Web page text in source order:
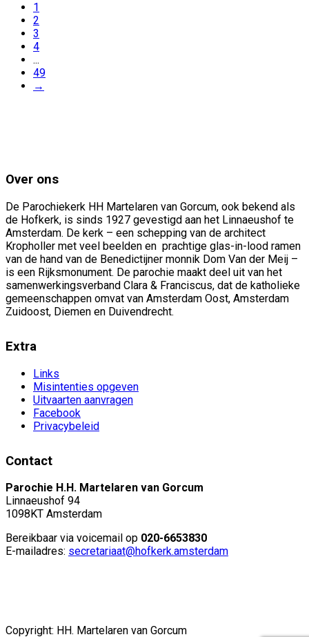
1
2
3
4
...
49
→
Over ons
De Parochiekerk HH Martelaren van Gorcum, ook bekend als
de Hofkerk, is sinds 1927 gevestigd aan het Linnaeushof te
Amsterdam. De kerk – een schepping van de architect
Kropholler met veel beelden en prachtige glas-in-lood ramen
van de hand van de Benedictijner monnik Dom Van der Meij –
is een Rijksmonument. De parochie maakt deel uit van het
samenwerkingsverband Clara & Franciscus, dat de katholieke
gemeenschappen omvat van Amsterdam Oost, Amsterdam
Zuidoost, Diemen en Duivendrecht.
Extra
Links
Misintenties opgeven
Uitvaarten aanvragen
Facebook
Privacybeleid
Contact
Parochie H.H. Martelaren van Gorcum
Linnaeushof 94
1098KT Amsterdam
Bereikbaar via voicemail op 020-6653830
E-mailadres: secretariaat@hofkerk.amsterdam
Copyright: HH. Martelaren van Gorcum